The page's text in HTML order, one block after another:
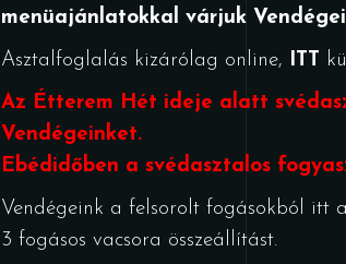
menüajánlatokkal várjuk
Asztalfoglalás kizárólag online, ITT
Az Étterem Hét ideje alatt
Vendégeinket.
Ebédidőben a svédasztalos
Vendégeink a felsorolt fogásokból itt
3 fogásos vacsora összeállítást.